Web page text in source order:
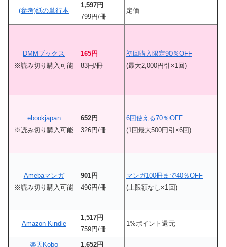
(参考)紙の単行本
1,597円
799円/冊
定価
DMMブックス
※読み切り購入可能
165円
83円/冊
初回購入限定90％OFF
(最大2,000円引×1回)
ebookjapan
※読み切り購入可能
652円
326円/冊
6回使える70％OFF
(1回最大500円引×6回)
Amebaマンガ
※読み切り購入可能
901円
496円/冊
マンガ100冊まで40％OFF
(上限額なし×1回)
Amazon Kindle
1,517円
759円/冊
1%ポイント還元
楽天Kobo
1,652円